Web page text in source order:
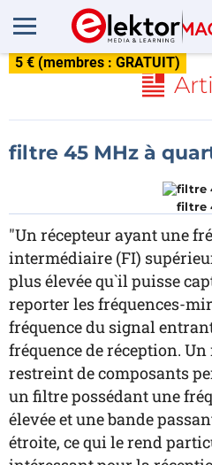
5 € (membres : GRATUIT)
filtre 45 MHz à
filtre
"Un récepteur ayant une
intermédiaire (FI)
plus élevée qu`il puisse
reporter les fréquences-
fréquence du signal
fréquence de réception.
restreint de composants
un filtre possédant une
élevée et une bande
étroite, ce qui le rend